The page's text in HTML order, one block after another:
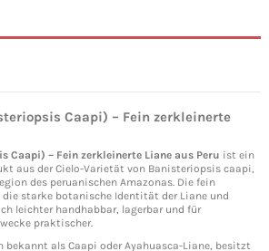
Caapi) – Fein zerkleinerte
Caapi) – Fein zerkleinerte Liane aus Peru ist ein
aus der Cielo-Varietät von Banisteriopsis caapi,
des peruanischen Amazonas. Die fein
starke botanische Identität der Liane und
leichter handhabbar, lagerbar und für
praktischer.
bekannt als Caapi oder Ayahuasca-Liane, besitzt